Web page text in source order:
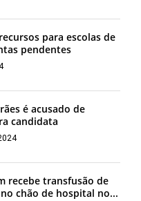
para escolas de
pendentes
é acusado de
candidata
recebe transfusão de
chão de hospital no...